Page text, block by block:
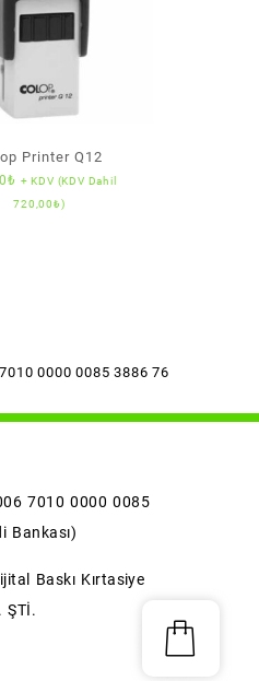
Printer Q12
₺ + KDV (KDV Dahil
720,00₺)
0000 0085 3886 76
7010 0000 0085
Bankası)
Baskı Kırtasiye
ŞTİ.